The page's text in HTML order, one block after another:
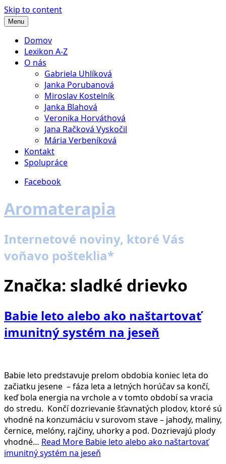
Skip to content
Menu
Domov
Lexikon A-Z
O nás
Gabriela Uhlíková
Janka Porubanová
Miroslav Kostelník
Janka Blahová
Veronika Horváthová
Jana Račková Vyskočil
Mária Verbeníková
Kontakt
Spolupráce
Facebook
Aromaterapia
Internetové noviny, ktoré Vás
voňavo pošteklia*
Značka: sladké drievko
Babie leto alebo ako naštartovať
imunitný systém na jeseň
Babie leto predstavuje prelom obdobia koniec leta do
začiatku jesene – fáza leta a letných horúčav sa končí,
keď bola energia na vrchole a v tomto období sa vracia
do stredu. Končí dozrievanie šťavnatých plodov, ktoré sú
vhodné na konzumáciu v surovom stave – jahody, maliny,
černice, melóny, rajčiny, uhorky a pod. Dozrievajú plody
vhodné… Read More Babie leto alebo ako naštartovať
imunitný systém na jeseň